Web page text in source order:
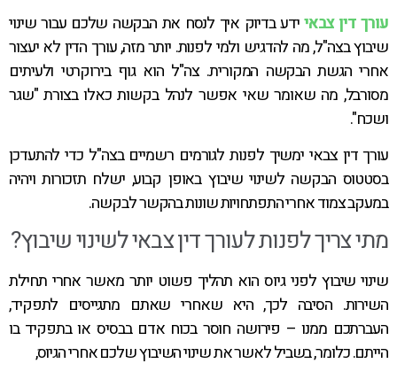
עורך דין צבאיידע בדיוק איך לנסח את הבקשה שלכם עבור שינוי
שיבוץ בצה"ל, מה להדגיש ולמי לפנות. יותר מזה, עורך הדין לא יעצור
אחרי הגשת הבקשה המקורית. צה"ל הוא גוף בירוקרטי ולעיתים
מסורבל, מה שאומר שאי אפשר לנהל בקשות כאלו בצורת "שגר
ושכח".
עורך דין צבאי ימשיך לפנות לגורמים רשמיים בצה"ל כדי להתעדכן
בסטטוס הבקשה לשינוי שיבוץ באופן קבוע, ישלח תזכורות ויהיה
במעקב צמוד אחרי התפתחויות שונות בהקשר לבקשה.
מתי צריך לפנות לעורך דין צבאי לשינוי שיבוץ?
שינוי שיבוץ לפני גיוס הוא תהליך פשוט יותר מאשר אחרי תחילת
השירות. הסיבה לכך, היא שאחרי שאתם מתגייסים לתפקיד,
העברתכם ממנו – פירושה חוסר בכוח אדם בבסיס או בתפקיד בו
הייתם. כלומר, בשביל לאשר את שינוי השיבוץ שלכם אחרי הגיוס,